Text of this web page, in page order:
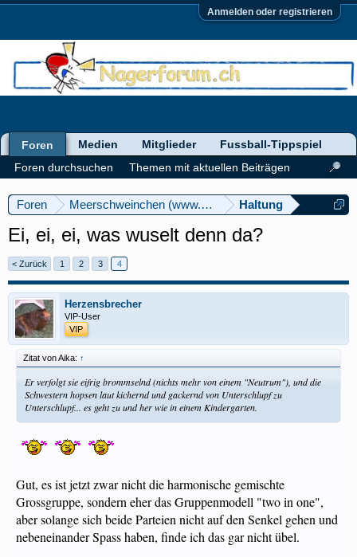
Anmelden oder registrieren
Foren Meerschweinchen (www.meerschweinforum.ch)
Haltung
Ei, ei, ei, was wuselt denn da?
< Zurück 1 2 3 4
Herzensbrecher
VIP-User
VIP
Zitat von Aika: ↑
Er verfolgt sie eifrig brommselnd (nichts mehr von einem "Neutrum"), und die
Schwestern hopsen laut kichernd und gackernd von Unterschlupf zu
Unterschlupf... es geht zu und her wie in einem Kindergarten.
Gut, es ist jetzt zwar nicht die harmonische gemischte
Grossgruppe, sondern eher das Gruppenmodell "two in one",
aber solange sich beide Parteien nicht auf den Senkel gehen und
nebeneinander Spass haben, finde ich das gar nicht übel.
Foren
Foren durchsuchen
Themen mit aktuellen Beiträgen
Medien Mitglieder Fussball-Tippspiel